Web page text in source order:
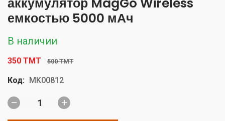
емкостью 5000 мАч
В наличии
350 TMT 500 TMT
Код: MK00812